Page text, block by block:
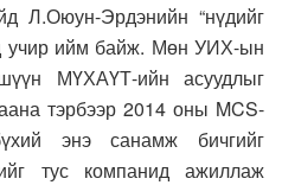
Л.Оюун-Эрдэнийн “нүдийг
учир ийм байж. Мөн УИХ-ын
МҮХАҮТ-ийн асуудлыг
тэрбээр 2014 оны MCS-
энэ санамж бичгийг
тус компанид ажиллаж